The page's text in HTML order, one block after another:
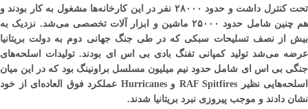
تحت کنترل داشت و حدود ۲۸۰۰۰ نفر در این کارخانه‌ها مشغول به کار بودند و
هم چنین شامل حدود ۲۵۰۰۰ ماشین و ابزار آلات تخصصی می‌شد. نزدیک به
بیش از نصف تسلیحات سبکی که در طی جنگ جهانی دوم به دولت بریتانیا
عرضه می‌شد تولید کمپانی تفنگ بادی بی اس ای بودند. تولیدات اسلحه‌های
جنگی بی اس ای شامل حدود نیم میلیون مسلسل براونینگ بود که در این میان
اسلحه‌هایی نظیر RAF Spitfires و Hurricanes عملکرد فوق العاده‌ای از خود
نشان دادند و موجب پیروزی نبرد بریتانیا شدند.